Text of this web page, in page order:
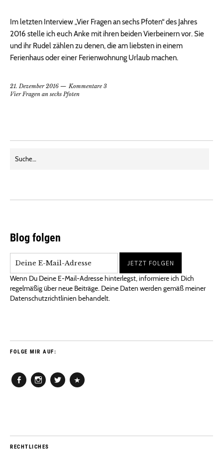
Im letzten Interview „Vier Fragen an sechs Pfoten“ des Jahres
2016 stelle ich euch Anke mit ihren beiden Vierbeinern vor. Sie
und ihr Rudel zählen zu denen, die am liebsten in einem
Ferienhaus oder einer Ferienwohnung Urlaub machen.
21. Dezember 2016
Kommentare 3
Vier Fragen an sechs Pfoten
Blog folgen
Wenn Du Deine E-Mail-Adresse hinterlegst, informiere ich Dich
regelmäßig über neue Beiträge. Deine Daten werden gemäß meiner
Datenschutzrichtlinien behandelt.
FOLGE MIR AUF:
RECHTLICHES